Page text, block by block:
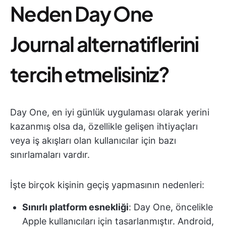
Neden Day One
Journal alternatiflerini
tercih etmelisiniz?
Day One, en iyi günlük uygulaması olarak yerini
kazanmış olsa da, özellikle gelişen ihtiyaçları
veya iş akışları olan kullanıcılar için bazı
sınırlamaları vardır.
İşte birçok kişinin geçiş yapmasının nedenleri:
Sınırlı platform esnekliği: Day One, öncelikle
Apple kullanıcıları için tasarlanmıştır. Android,